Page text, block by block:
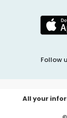
Follow
All your